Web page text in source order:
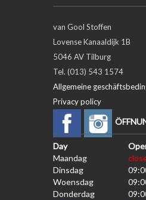
van Gool Stoffen
Lovense Kanaaldijk 1B
5046 AV Tilburg
Tel. (013) 543 1574
Allgemeine
Privacy policy
Day
Maandag
Dinsdag
Woensdag
Donderdag